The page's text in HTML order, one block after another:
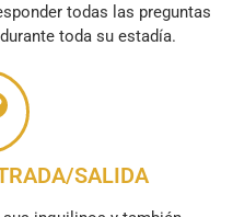
todas las preguntas
toda su estadía.
SALIDA